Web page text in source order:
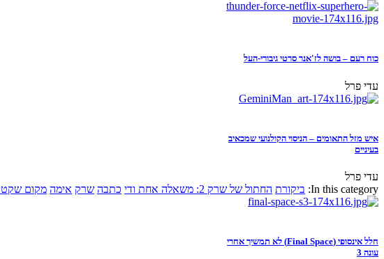
כוח רעם – בושה לז'אנר סרטי גיבורי-העל
עדי פרל
איש מזל התאומים – הניסוי הקולנועי שמכאיב
בעיניים
עדי פרל
In this category: ביקורת החתול של שרק 2: משאלה אחת ודי כתבה שרק אימה מקום שקט 2
חלל אינסופי (Final Space) לא תמשיך אחרי
עונה 3